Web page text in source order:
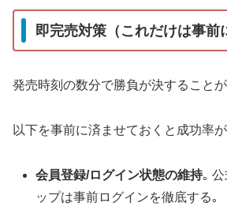
即完売対策（これだけは事前
発売時刻の数分で勝負が決すること
以下を事前に済ませておくと成功率
会員登録/ログイン状態の維持｡
ップは事前ログインを徹底する｡